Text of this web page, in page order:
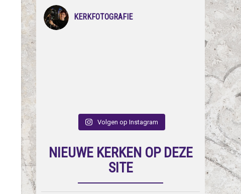
KERKFOTOGRAFIE
Volgen op Instagram
NIEUWE KERKEN OP DEZE
SITE